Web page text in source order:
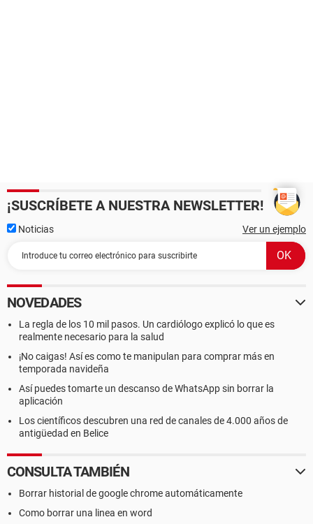
¡SUSCRÍBETE A NUESTRA NEWSLETTER!
Noticias Ver un ejemplo
NOVEDADES
La regla de los 10 mil pasos. Un cardiólogo explicó lo que es
realmente necesario para la salud
¡No caigas! Así es como te manipulan para comprar más en
temporada navideña
Así puedes tomarte un descanso de WhatsApp sin borrar la
aplicación
Los científicos descubren una red de canales de 4.000 años de
antigüedad en Belice
CONSULTA TAMBIÉN
Borrar historial de google chrome automáticamente
Como borrar una linea en word